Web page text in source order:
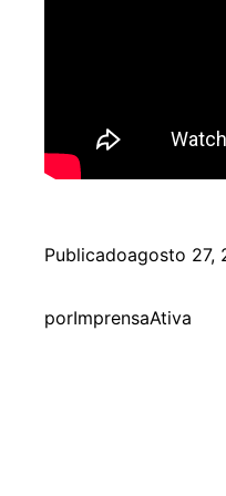
Publicadoagosto 27,
porImprensaAtiva